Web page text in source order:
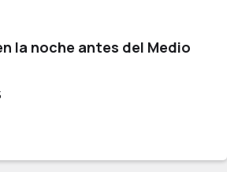
la noche antes del Medio